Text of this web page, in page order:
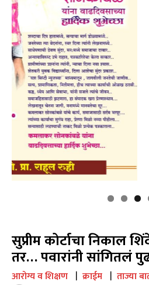
सुप्रीम कोर्टाचा निकाल
तर… पवारांनी सांगितलं
आरोग्य व शिक्षण क्राईम ताज्या